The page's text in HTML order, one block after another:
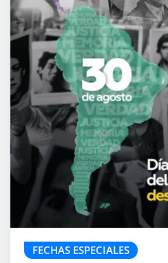
FECHAS ESPECIALES